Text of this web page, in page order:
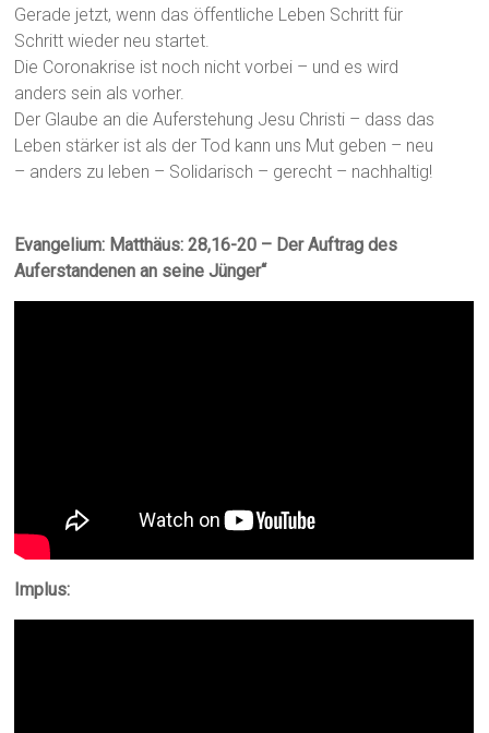
Gerade jetzt, wenn das öffentliche Leben Schritt für
Schritt wieder neu startet.
Die Coronakrise ist noch nicht vorbei – und es wird
anders sein als vorher.
Der Glaube an die Auferstehung Jesu Christi – dass das
Leben stärker ist als der Tod kann uns Mut geben – neu
– anders zu leben – Solidarisch – gerecht – nachhaltig!
Evangelium: Matthäus: 28,16-20 – Der Auftrag des
Auferstandenen an seine Jünger“
Implus: